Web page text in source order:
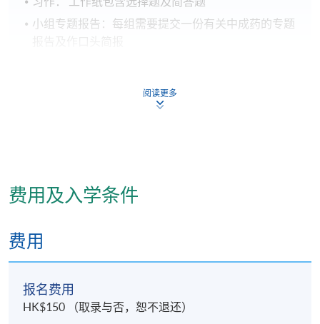
小组专题报告：每组需要提交一份有关中成药的专题
得合格成绩，可按香港大学体制，经香港大学专业进
修学院获准颁授 「证书（单元：常用中成药知识与应
完成课程后，学生应能够：
二. 说明常用中成药的组方原则及识别常用剂型；
三. 分析中成药的选药原则及应用范围；
四. 解释中成药应用的注意事项。
阅读更多
费用及入学条件
费用
报名费用
HK$150 （取录与否，恕不退还）